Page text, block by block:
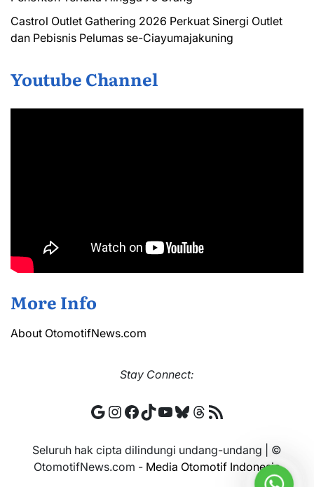
Castrol Outlet Gathering 2026 Perkuat Sinergi Outlet
dan Pebisnis Pelumas se-Ciayumajakuning
Youtube Channel
More Info
About OtomotifNews.com
Stay Connect:
Google
Instagram
Facebook
TikTok
YouTube
Bluesky
Threads
RSS Feed
Seluruh hak cipta dilindungi undang-undang | ©
OtomotifNews.com - Media Otomotif Indonesia